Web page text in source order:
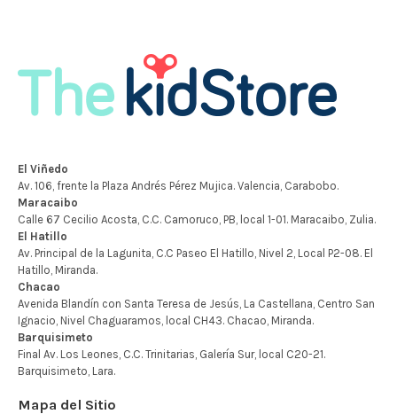
Mapa del Sitio